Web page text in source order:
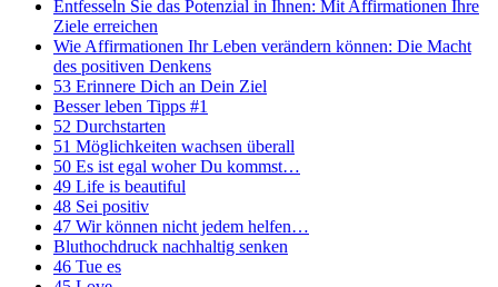
Entfesseln Sie das Potenzial in Ihnen: Mit Affirmationen Ihre
Ziele erreichen
Wie Affirmationen Ihr Leben verändern können: Die Macht
des positiven Denkens
53 Erinnere Dich an Dein Ziel
Besser leben Tipps #1
52 Durchstarten
51 Möglichkeiten wachsen überall
50 Es ist egal woher Du kommst…
49 Life is beautiful
48 Sei positiv
47 Wir können nicht jedem helfen…
Bluthochdruck nachhaltig senken
46 Tue es